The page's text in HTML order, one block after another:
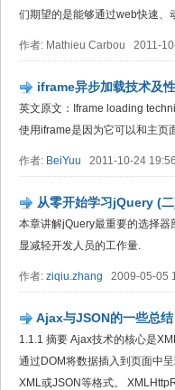
们期望的是能够通过web快速、
作者: Mathieu Carbou 2011-
iframe异步加载技术及
英文原文：Iframe loading
使用iframe是因为它可以和主页
作者: BeiYuu 2011-10-24
从零开始学习jQuery (
本章讲解jQuery最重要的选择
显减轻开发人员的工作量.
作者: ziqiu.zhang 2009-05-05
Ajax与JSON的一些总结
1.1.1 摘要 Ajax技术的核心是
通过DOM将数据插入到页面中
XML或JSON等格式。